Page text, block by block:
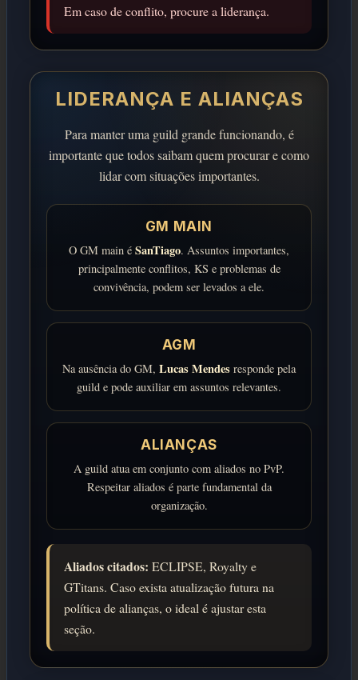
Em caso de conflito, procure a liderança.
LIDERANÇA E ALIANÇAS
Para manter uma guild grande funcionando, é
importante que todos saibam quem procurar e como
lidar com situações importantes.
GM MAIN
O GM main é SanTiago. Assuntos importantes,
principalmente conflitos, KS e problemas de
convivência, podem ser levados a ele.
AGM
Na ausência do GM, Lucas Mendes responde pela
guild e pode auxiliar em assuntos relevantes.
ALIANÇAS
A guild atua em conjunto com aliados no PvP.
Respeitar aliados é parte fundamental da
organização.
Aliados citados: ECLIPSE, Royalty e
GTitans. Caso exista atualização futura na
política de alianças, o ideal é ajustar esta
seção.